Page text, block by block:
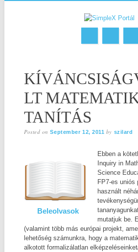
content
LT
TANÍTÁS
Posted onSeptember 12, 2011 by szilard
Beleolvasok
Ebben a
Inquiry in
Science
FP7-es uniós
használt
mutatjuk be.
(valamint több más európai projekt,
lehetőség számunkra, hogy a
alkotott formalizálatlan